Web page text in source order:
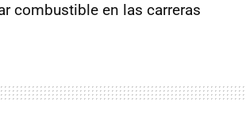
combustible en las carreras